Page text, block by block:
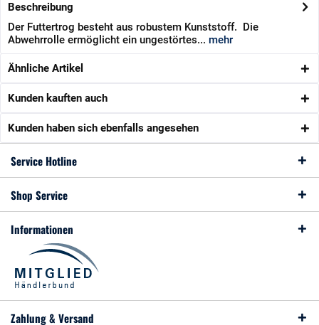
Beschreibung
Der Futtertrog besteht aus robustem Kunststoff. Die
Abwehrrolle ermöglicht ein ungestörtes... mehr
Ähnliche Artikel
Kunden kauften auch
Kunden haben sich ebenfalls angesehen
Service Hotline
Shop Service
Informationen
Zahlung & Versand